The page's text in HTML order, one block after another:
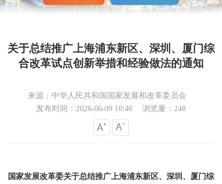
关于总结推广上海浦东新区、深圳、厦门综
合改革试点创新举措和经验做法的通知
来源：中华人民共和国国家发展和改革委员会
发布时间：2026-06-09 10:40
浏览量：248
国家发展改革委关于总结推广上海浦东新区、深圳、厦门综